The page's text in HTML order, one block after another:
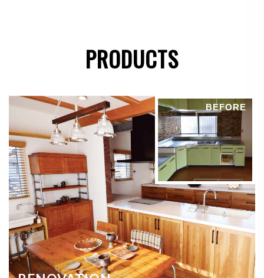
PRODUCTS
BEFORE
個人情報の安全対策
当社は、個人情報の正確性及び安全性確保のために、
セキュリティに万全の対策を講じています。
ご本人の照会
お客さまがご本人の個人情報の照会・修正・削除など
をご希望される場合には、ご本人であることを確認の
上、対応させていただきます。